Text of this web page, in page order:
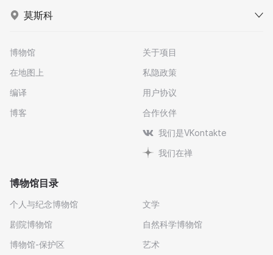
莫斯科
博物馆
在地图上
编译
博客
关于项目
私隐政策
用户协议
合作伙伴
我们是VKontakte
我们在禅
博物馆目录
个人与纪念博物馆
剧院博物馆
博物馆-保护区
文学
自然科学博物馆
艺术